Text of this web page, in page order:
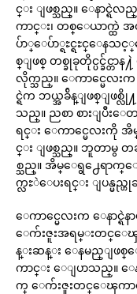
င္း ျဖစ္သည္။ ေနာ
ကာင္း၊ တစ္ေယာက္ထဲ
ပ်ာ္ေပ်ာ္ရႊင္ရႊင္ေန
စ္ျဖစ္ တစ္ခုခုတိုင္ပင္ခ်င္
လိုက္သည္။ ေကာင္မေလး
င္ရဲက ဘယ္အခ်ိန္ျဖစ္ျဖစ္
သည္။ ညစာ စားျပီး
ရင္း ေကာင္မေလးကို အိမ္
င္း ျဖစ္သည္။ ဘူတာမွ
စ္သည္။ အိမ္ေရွ႕ေရာက္
က္လႊဲေပးရင္း ျပန္မည္
ေကာင္မေလးက ေနာင္
ေက်းဇူးအရမ္းတင္ေၾ
န္းဆန္း ေနမည္ျဖစ္
ကာင္း ေျပာသည္။ ေ
က္ ေက်းဇူးတင္ေၾက